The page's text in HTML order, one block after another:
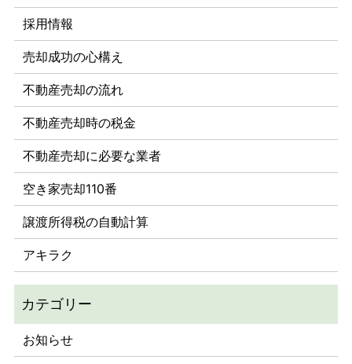
採用情報
売却成功の心構え
不動産売却の流れ
不動産売却時の税金
不動産売却に必要な業者
空き家売却110番
譲渡所得税の自動計算
アキラク
お知らせ